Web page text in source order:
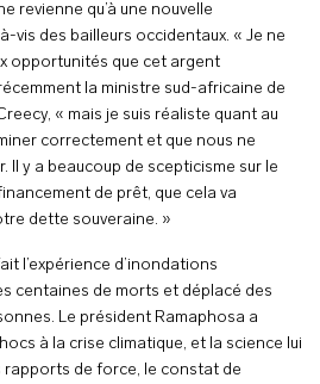
revienne qu’à une nouvelle
vis des bailleurs occidentaux. « Je ne
opportunités que cet argent
la ministre sud-africaine de
« mais je suis réaliste quant au
correctement et que nous ne
Il y a beaucoup de scepticisme sur le
de prêt, que cela va
dette souveraine. »
l’expérience d’inondations
centaines de morts et déplacé des
Le président Ramaphosa a
à la crise climatique, et la science lui
rapports de force, le constat de